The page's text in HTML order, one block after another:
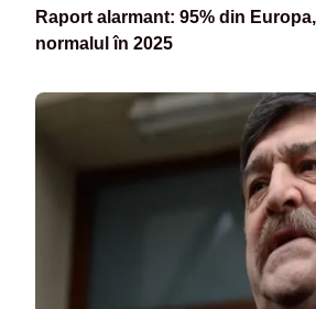
Raport alarmant: 95% din
normalul în 2025